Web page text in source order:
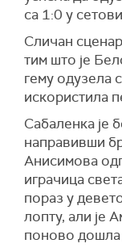
са 1:0 у
Сличан
тим што је
гему одузела
искористила
Сабаленка је
направивши
Анисимова
играчица
пораз у
лопту, али је
поново дошла